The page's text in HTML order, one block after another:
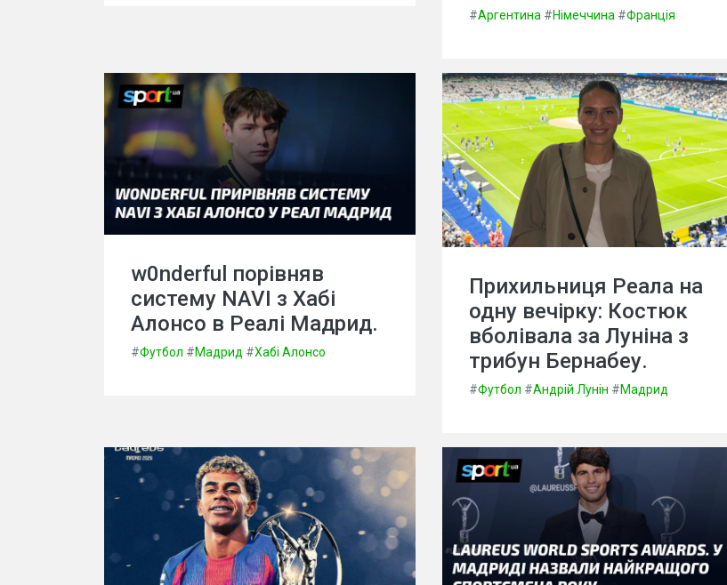
#Аргентина #Німеччина #Франція
w0nderful порівняв
систему NAVI з Хабі
Алонсо в Реалі Мадрид.
#Футбол #Мадрид #Хабі Алонсо
Прихильниця Реала на
одну вечірку: Костюк
вболівала за Луніна з
трибун Бернабеу.
#Футбол #Андрій Лунін #Мадрид